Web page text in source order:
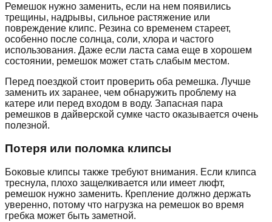
Ремешок нужно заменить, если на нем появились
трещины, надрывы, сильное растяжение или
повреждение клипс. Резина со временем стареет,
особенно после солнца, соли, хлора и частого
использования. Даже если ласта сама еще в хорошем
состоянии, ремешок может стать слабым местом.
Перед поездкой стоит проверить оба ремешка. Лучше
заменить их заранее, чем обнаружить проблему на
катере или перед входом в воду. Запасная пара
ремешков в дайверской сумке часто оказывается очень
полезной.
Потеря или поломка клипсы
Боковые клипсы также требуют внимания. Если клипса
треснула, плохо защелкивается или имеет люфт,
ремешок нужно заменить. Крепление должно держать
уверенно, потому что нагрузка на ремешок во время
гребка может быть заметной.